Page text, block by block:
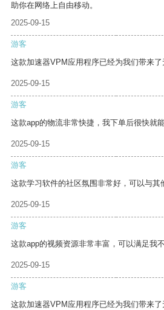
助你在网络上自由移动。
2025-09-15
游客
这款加速器VPM应用程序已经为我们带来了
2025-09-15
游客
这款app的物流非常快捷，我下单后很快就能
2025-09-15
游客
这款学习软件的社区氛围非常好，可以与其
2025-09-15
游客
这款app的视频资源非常丰富，可以满足我
2025-09-15
游客
这款加速器VPM应用程序已经为我们带来了